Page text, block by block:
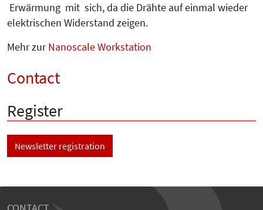
Erwärmung mit sich, da die Drähte auf einmal wieder
elek­trischen Widerstand zeigen.
Mehr zurNanoscale Workstation
Contact
Register
Newsletter registration